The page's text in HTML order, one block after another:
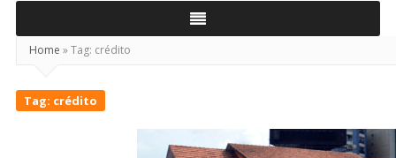
Home »Tag: crédito
Tag: crédito